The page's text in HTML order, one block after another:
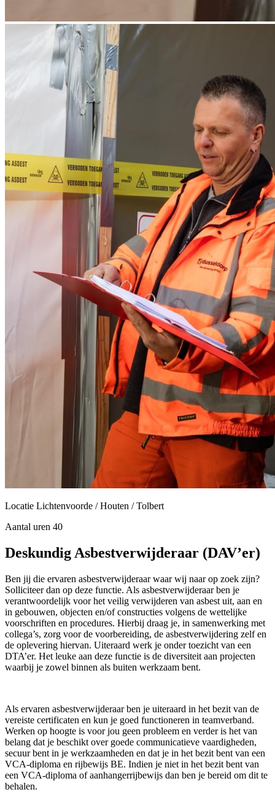
Locatie Lichtenvoorde / Houten / Tolbert
Aantal uren 40
Deskundig Asbestverwijderaar (DAV’er)
Ben jij die ervaren asbestverwijderaar waar wij naar op zoek zijn?
Solliciteer dan op deze functie. Als asbestverwijderaar ben je
verantwoordelijk voor het veilig verwijderen van asbest uit, aan en
in gebouwen, objecten en/of constructies volgens de wettelijke
voorschriften en procedures. Hierbij draag je, in samenwerking met
collega’s, zorg voor de voorbereiding, de asbestverwijdering zelf en
de oplevering hiervan. Uiteraard werk je onder toezicht van een
DTA’er. Het leuke aan deze functie is de diversiteit aan projecten
waarbij je zowel binnen als buiten werkzaam bent.
Als ervaren asbestverwijderaar ben je uiteraard in het bezit van de
vereiste certificaten en kun je goed functioneren in teamverband.
Werken op hoogte is voor jou geen probleem en verder is het van
belang dat je beschikt over goede communicatieve vaardigheden,
secuur bent in je werkzaamheden en dat je in het bezit bent van een
VCA-diploma en rijbewijs BE. Indien je niet in het bezit bent van
een VCA-diploma of aanhangerrijbewijs dan ben je bereid om dit te
behalen.